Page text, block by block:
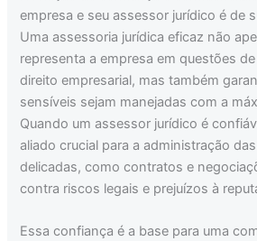
empresa e seu assessor jurídico é de
Uma assessoria jurídica eficaz não
representa a empresa em questões
direito empresarial, mas também
sensíveis sejam manejadas com a
Quando um assessor jurídico é
aliado crucial para a administração
delicadas, como contratos e
contra riscos legais e prejuízos à
Essa confiança é a base para uma